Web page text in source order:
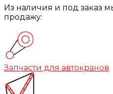
Из наличия и под заказ
продажу:
Запчасти для автокранов